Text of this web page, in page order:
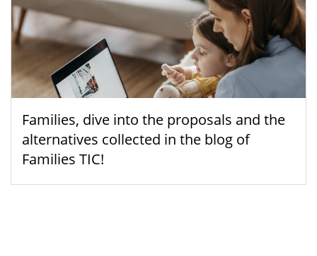
Families, dive into the proposals and the
alternatives collected in the blog of
Families TIC!